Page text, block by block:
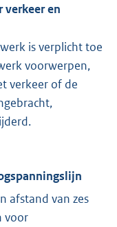
verkeer en
is verplicht toe
voorwerpen,
verkeer of de
afstand van zes
voor